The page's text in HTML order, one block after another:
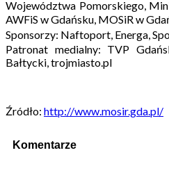
Województwa Pomorskiego,
AWFiS w Gdańsku, MOSiR w
Sponsorzy: Naftoport, Energa,
Patronat medialny: TVP
Bałtycki, trojmiasto.pl
Źródło: http://www.mosir.gda.pl/
Komentarze